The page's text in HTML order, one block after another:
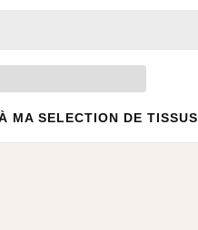
MA SELECTION DE TISSUS